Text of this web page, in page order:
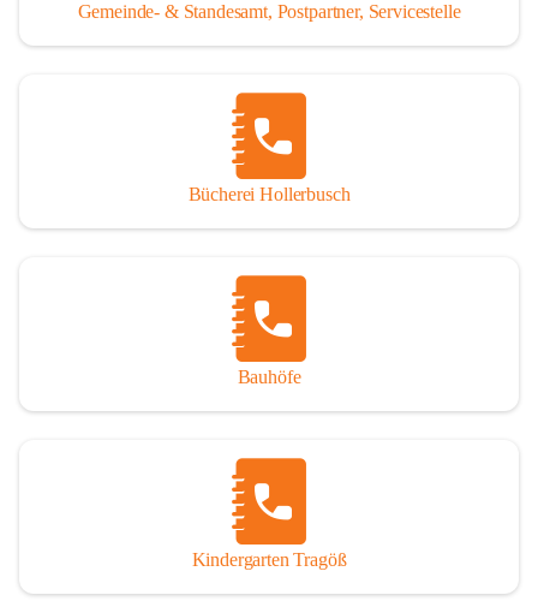
Gemeindestrukturreform 2015 fusionierte Gemeinde, die
aus den ehemaligen Gemeinden Tragöß und St. Katharein
565 bis 2.123 m
Untertal, St. Katharein an der Laming, Hüttengraben,
Thörl, Kapfenberg, Bruck an der Mur, Proleb, Trofaiach,
Eisenerz, Vordernberg und Wildalpen
Bruck-Mürzzuschlag
Gemeinde- & Standesamt, Postpartner, Servicestelle
Bücherei Hollerbusch
Bauhöfe
Kindergarten Tragöß